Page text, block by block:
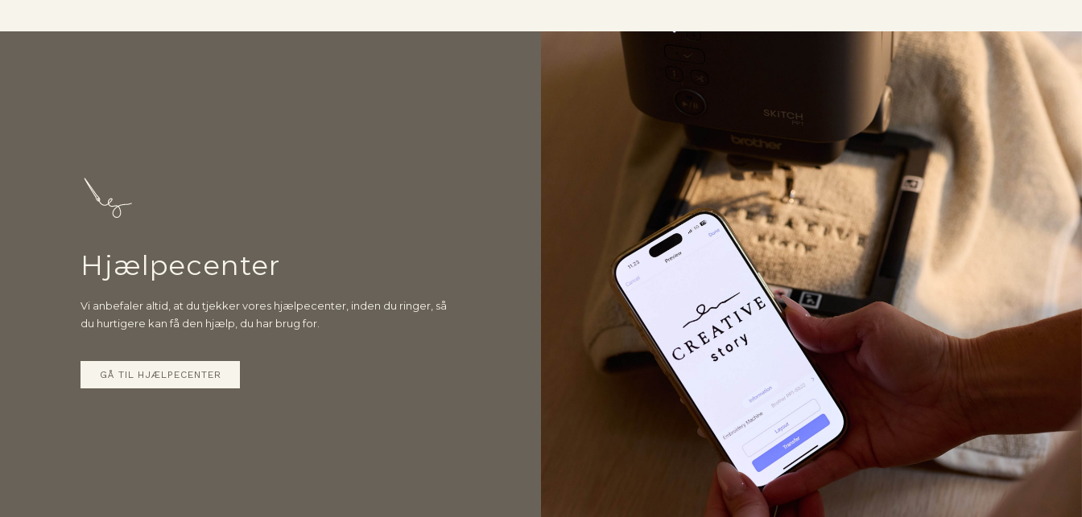
Hjælpecenter
Vi anbefaler altid, at du tjekker vores hjælpecenter, inden du ringer, så
du hurtigere kan få den hjælp, du har brug for.
GÅ TIL HJÆLPECENTER